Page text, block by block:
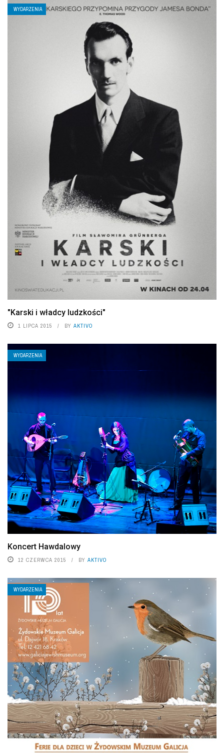
WYDARZENIA
"Karski i władcy ludzkości"
1 LIPCA 2015 BY AKTIVO
WYDARZENIA
Koncert Hawdalowy
12 CZERWCA 2015 BY AKTIVO
WYDARZENIA